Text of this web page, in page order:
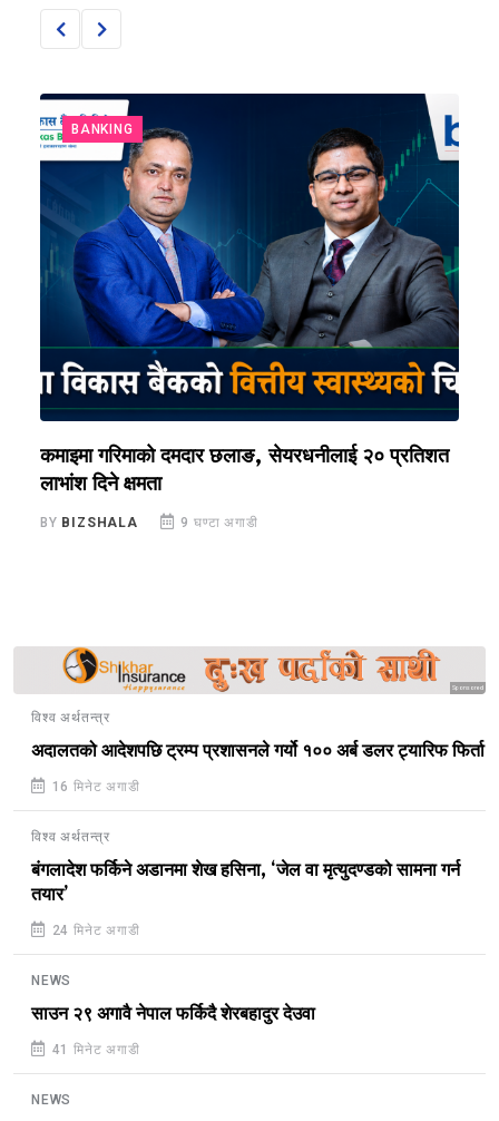
BANKING
कमाइमा गरिमाको दमदार छलाङ, सेयरधनीलाई २० प्रतिशत
लाभांश दिने क्षमता
BY BIZSHALA 9 घण्टा अगाडी
Sponsored
विश्व अर्थतन्त्र
अदालतको आदेशपछि ट्रम्प प्रशासनले गर्यो १०० अर्ब डलर ट्यारिफ फिर्ता
16 मिनेट अगाडी
विश्व अर्थतन्त्र
बंगलादेश फर्किने अडानमा शेख हसिना, ‘जेल वा मृत्युदण्डको सामना गर्न
तयार’
24 मिनेट अगाडी
NEWS
साउन २९ अगावै नेपाल फर्किदै शेरबहादुर देउवा
41 मिनेट अगाडी
NEWS